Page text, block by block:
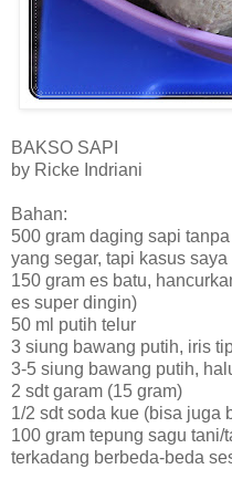
BAKSO SAPI
by Ricke Indriani
Bahan:
500 gram daging sapi
yang segar, tapi kasus
150 gram es batu,
es super dingin)
50 ml putih telur
3 siung bawang putih, iris
3-5 siung bawang putih,
2 sdt garam (15 gram)
1/2 sdt soda kue (bisa juga
100 gram tepung sagu tani/
terkadang berbeda-beda